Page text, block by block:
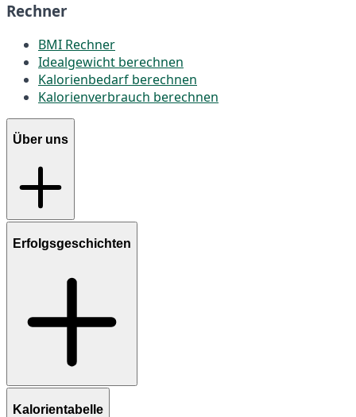
Rechner
BMI Rechner
Idealgewicht berechnen
Kalorienbedarf berechnen
Kalorienverbrauch berechnen
Über uns
Erfolgsgeschichten
Kalorientabelle